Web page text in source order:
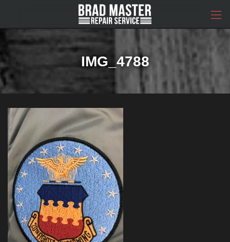
ン
キ
ッ
プ
ー
に
移
動
IMG_4788